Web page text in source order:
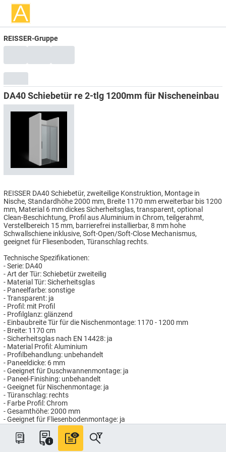
REISSER-Gruppe
DA40 Schiebetür re 2-tlg 1200mm für Nischeneinbau
REISSER DA40 Schiebetür, zweiteilige Konstruktion, Montage in
Nische, Standardhöhe 2000 mm, Breite 1170 mm erweiterbar bis 1200
mm, Material 6 mm dickes Sicherheitsglas, transparent, optional
Clean-Beschichtung, Profil aus Aluminium in Chrom, teilgerahmt,
Verstellbereich 15 mm, barrierefrei installierbar, 8 mm hohe
Schwallschiene inklusive, Soft-Open/Soft-Close Mechanismus,
geeignet für Fliesenboden, Türanschlag rechts.
Technische Spezifikationen:
- Serie: DA40
- Art der Tür: Schiebetür zweiteilig
- Material Tür: Sicherheitsglas
- Paneelfarbe: sonstige
- Transparent: ja
- Profil: mit Profil
- Profilglanz: glänzend
- Einbaubreite Tür für die Nischenmontage: 1170 - 1200 mm
- Breite: 1170 cm
- Sicherheitsglas nach EN 14428: ja
- Material Profil: Aluminium
- Profilbehandlung: unbehandelt
- Paneeldicke: 6 mm
- Geeignet für Duschwannenmontage: ja
- Paneel-Finishing: unbehandelt
- Geeignet für Nischenmontage: ja
- Türanschlag: rechts
- Farbe Profil: Chrom
- Gesamthöhe: 2000 mm
- Geeignet für Fliesenbodenmontage: ja
Artikelnummer: HG871700/120